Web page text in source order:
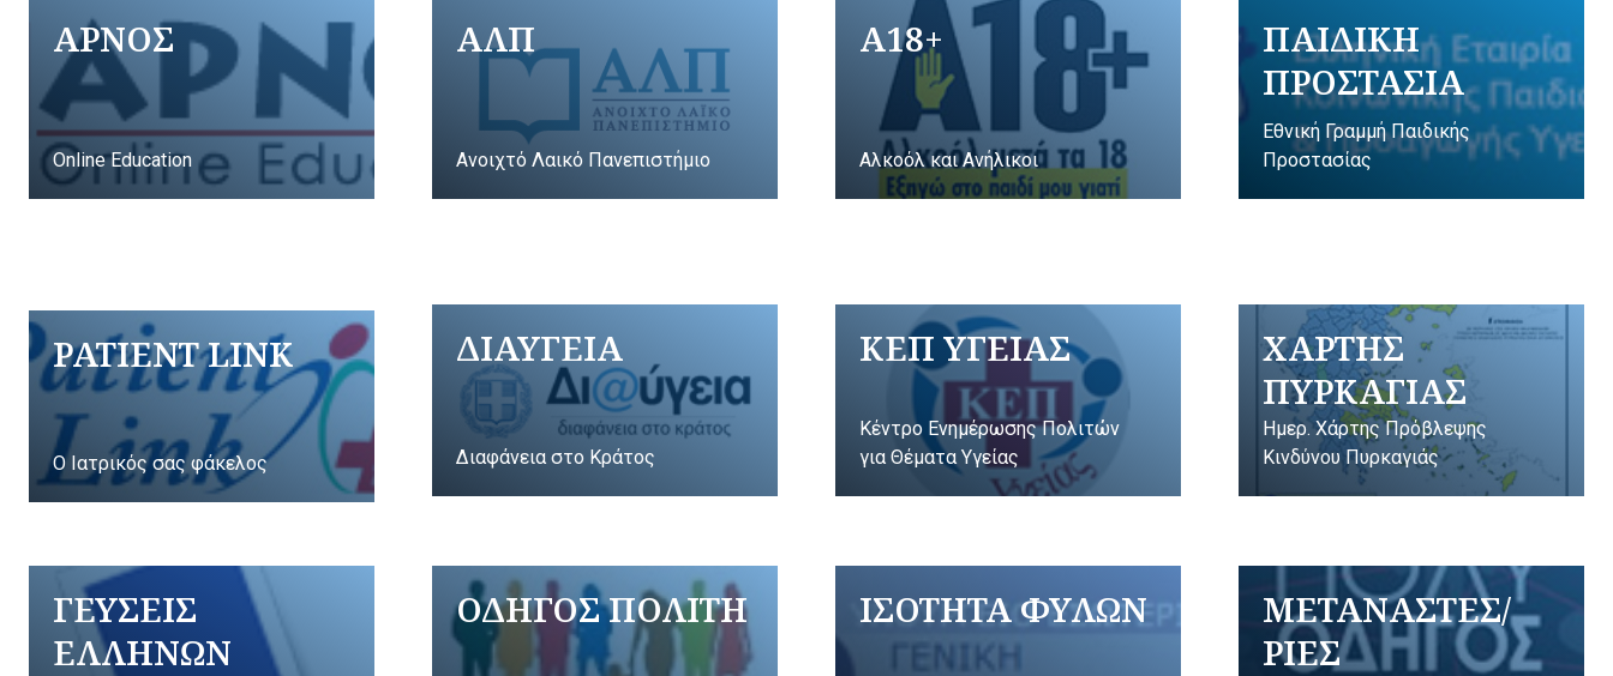
ΑΡΝΟΣ
Online Education
ΑΛΠ
Ανοιχτό Λαικό Πανεπιστήμιο
A18+
Αλκοόλ και Ανήλικοι
ΠΑΙΔΙΚΗ
ΠΡΟΣΤΑΣΙΑ
Εθνική Γραμμή Παιδικής
Προστασίας
PATIENT LINK
Ο Ιατρικός σας φάκελος
ΔΙΑΥΓΕΙΑ
Διαφάνεια στο Κράτος
ΚΕΠ ΥΓΕΙΑΣ
Κέντρο Ενημέρωσης Πολιτών
για Θέματα Υγείας
ΧΑΡΤΗΣ
ΠΥΡΚΑΓΙΑΣ
Ημερ. Χάρτης Πρόβλεψης
Κινδύνου Πυρκαγιάς
ΓΕΥΣΕΙΣ
ΕΛΛΗΝΩΝ
ΟΔΗΓΟΣ ΠΟΛΙΤΗ ΙΣΟΤΗΤΑ ΦΥΛΩΝ
ΜΕΤΑΝΑΣΤΕΣ/
ΡΙΕΣ